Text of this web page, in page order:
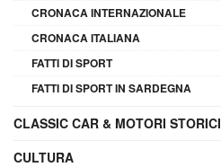
CRONACA INTERNAZIONALE
CRONACA ITALIANA
FATTI DI SPORT
FATTI DI SPORT IN SARDEGNA
CLASSIC CAR & MOTORI STORICI
CULTURA